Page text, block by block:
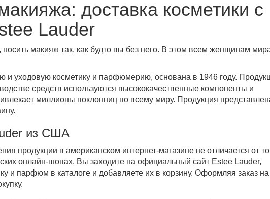
доставка косметики с
Lauder
макияж так, как будто вы без него. В этом всем женщинам
уходовую косметику и парфюмерию, основана в 1946 году.
средств используются высококачественные компоненты и
миллионы поклонниц по всему миру. Продукция
.
из США
продукции в американском интернет-магазине не отличается от
онлайн-шопах. Вы заходите на официальный сайт Estee Lauder,
и парфюм в каталоге и добавляете их в корзину. Оформляя заказ на